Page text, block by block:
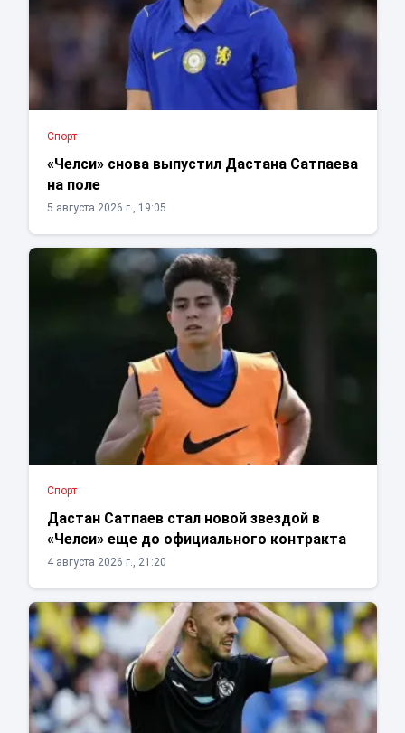
Спорт
«Челси» снова выпустил Дастана Сатпаева
на поле
5 августа 2026 г., 19:05
Спорт
Дастан Сатпаев стал новой звездой в
«Челси» еще до официального контракта
4 августа 2026 г., 21:20